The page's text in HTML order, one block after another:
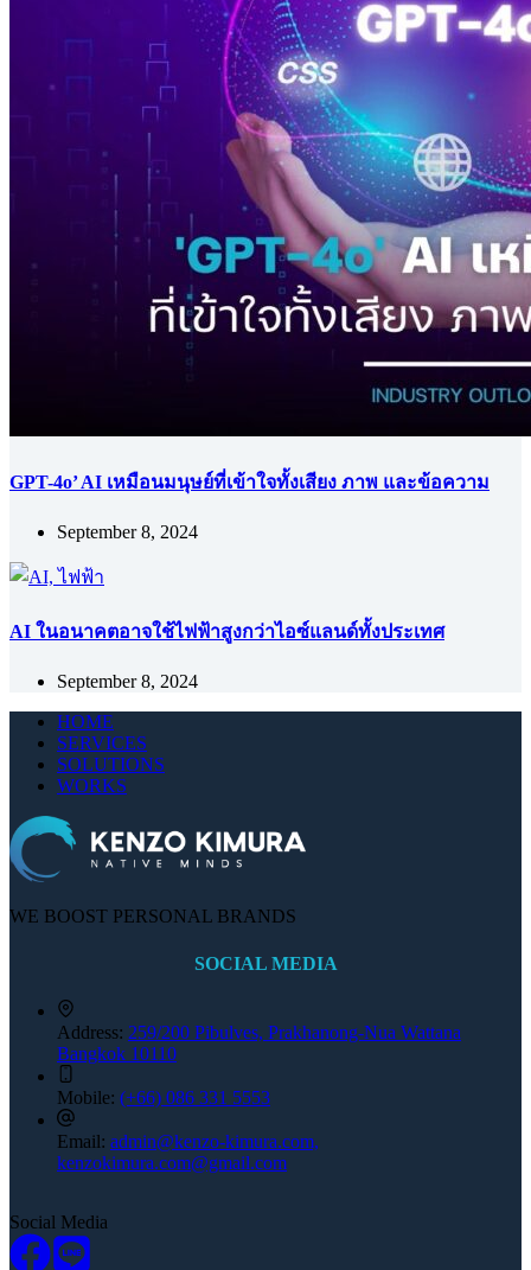
GPT-4o’ AI เหมือนมนุษย์ที่เข้าใจทั้งเสียง ภาพ และข้อความ
September 8, 2024
AI ในอนาคตอาจใช้ไฟฟ้าสูงกว่าไอซ์แลนด์ทั้งประเทศ
September 8, 2024
HOME
SERVICES
SOLUTIONS
WORKS
WE BOOST PERSONAL BRANDS
SOCIAL MEDIA
Address: 259/200 Pibulves, Prakhanong-Nua Wattana
Bangkok 10110
Mobile: (+66) 086 331 5553
Email: admin@kenzo-kimura.com,
kenzokimura.com@gmail.com
Social Media